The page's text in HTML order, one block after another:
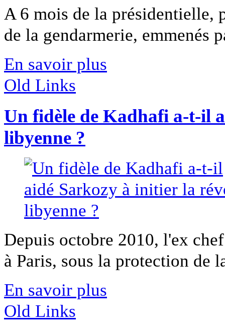
A 6 mois de la présidentielle,
de la gendarmerie, emmenés
En savoir plus
Old Links
Un fidèle de Kadhafi a-t-il
libyenne ?
Depuis octobre 2010, l'ex
à Paris, sous la protection de
En savoir plus
Old Links